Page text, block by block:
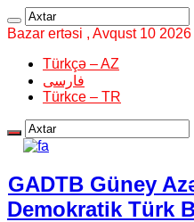
Bazar ertəsi , Avqust 10 2026
Türkçə – AZ
فارسی
Türkce – TR
GADTB Güney
Demokratik Türk